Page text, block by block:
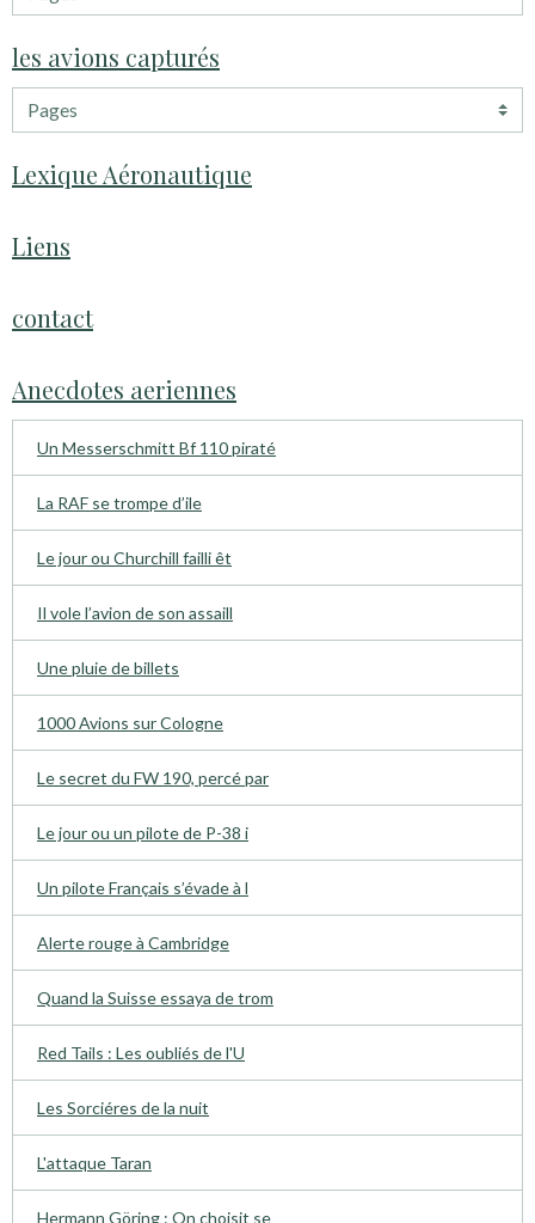
les avions capturés
Lexique Aéronautique
Liens
contact
Anecdotes aeriennes
Un Messerschmitt Bf 110 piraté
La RAF se trompe d’ile
Le jour ou Churchill failli êt
Il vole l’avion de son assaill
Une pluie de billets
1000 Avions sur Cologne
Le secret du FW 190, percé par
Le jour ou un pilote de P-38 i
Un pilote Français s’évade à l
Alerte rouge à Cambridge
Quand la Suisse essaya de trom
Red Tails : Les oubliés de l'U
Les Sorciéres de la nuit
L'attaque Taran
Hermann Göring : On choisit se